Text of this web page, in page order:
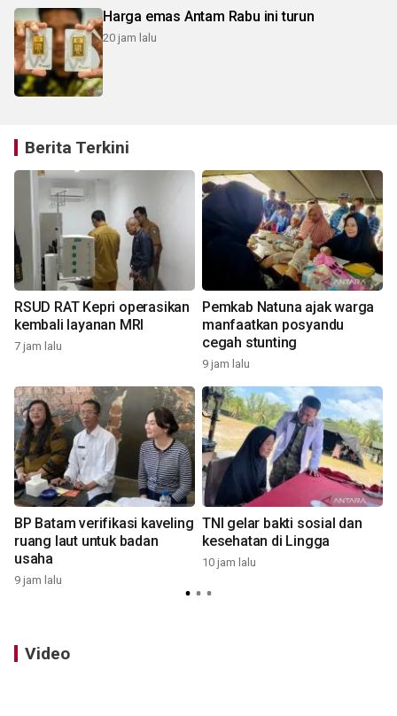
Harga emas Antam Rabu ini turun
20 jam lalu
Berita Terkini
RSUD RAT Kepri operasikan
kembali layanan MRI
7 jam lalu
Pemkab Natuna ajak warga
manfaatkan posyandu
cegah stunting
9 jam lalu
BP Batam verifikasi kaveling
ruang laut untuk badan
usaha
9 jam lalu
TNI gelar bakti sosial dan
kesehatan di Lingga
10 jam lalu
Video